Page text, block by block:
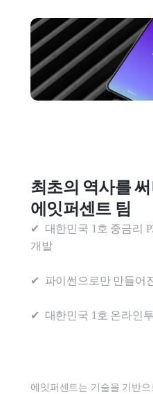
최초의 역사를
에잇퍼센트 팀
✔  대한민국 1호 중금리
개발
✔  파이썬으로만 만들어
에잇퍼센트는 기술을 기반